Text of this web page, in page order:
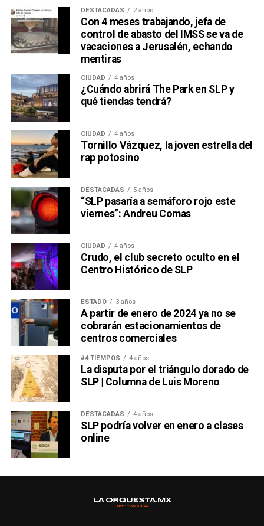
DESTACADAS 2 años
Con 4 meses trabajando, jefa de
control de abasto del IMSS se va de
vacaciones a Jerusalén, echando
mentiras
CIUDAD 4 años
¿Cuándo abrirá The Park en SLP y
qué tiendas tendrá?
CIUDAD 4 años
Tornillo Vázquez, la joven estrella del
rap potosino
DESTACADAS 5 años
“SLP pasaría a semáforo rojo este
viernes”: Andreu Comas
CIUDAD 4 años
Crudo, el club secreto oculto en el
Centro Histórico de SLP
ESTADO 3 años
A partir de enero de 2024 ya no se
cobrarán estacionamientos de
centros comerciales
#4 TIEMPOS 4 años
La disputa por el triángulo dorado de
SLP | Columna de Luis Moreno
DESTACADAS 4 años
SLP podría volver en enero a clases
online